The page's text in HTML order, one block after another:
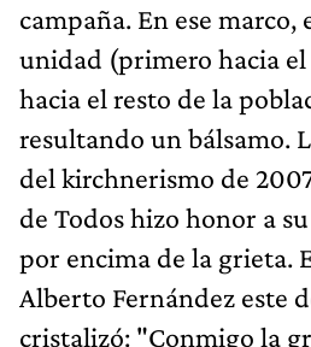
campaña. En ese marco,
unidad (primero hacia
hacia el resto de la
resultando un bálsamo.
del kirchnerismo de
de Todos hizo honor a
por encima de la grieta.
Alberto Fernández este
cristalizó: "Conmigo la